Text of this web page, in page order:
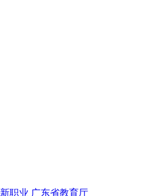
新职业 广东省教育厅